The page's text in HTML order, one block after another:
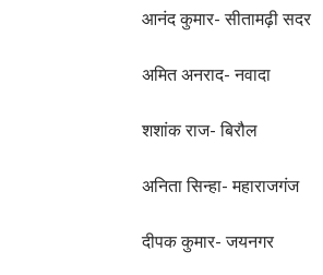
आनंद कुमार- सीतामढ़ी सदर
अमित अनराद- नवादा
शशांक राज- बिरौल
अनिता सिन्हा- महाराजगंज
दीपक कुमार- जयनगर